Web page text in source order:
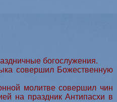
богослужения.
совершил Божественную
молитве совершил чин
на праздник Антипасхи в